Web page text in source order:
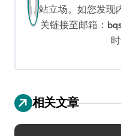
站立场。如您发现
关链接至邮箱：
相关文章